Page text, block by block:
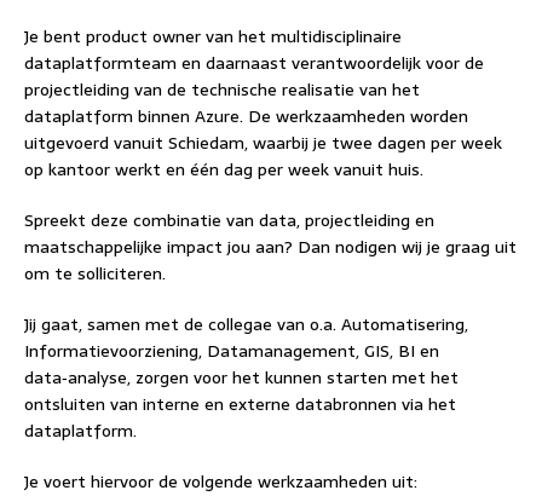
Je bent product owner van het multidisciplinaire
dataplatformteam en daarnaast verantwoordelijk voor de
projectleiding van de technische realisatie van het
dataplatform binnen Azure. De werkzaamheden worden
uitgevoerd vanuit Schiedam, waarbij je twee dagen per week
op kantoor werkt en één dag per week vanuit huis.
Spreekt deze combinatie van data, projectleiding en
maatschappelijke impact jou aan? Dan nodigen wij je graag uit
om te solliciteren.
Jij gaat, samen met de collegae van o.a. Automatisering,
Informatievoorziening, Datamanagement, GIS, BI en
data‑analyse, zorgen voor het kunnen starten met het
ontsluiten van interne en externe databronnen via het
dataplatform.
Je voert hiervoor de volgende werkzaamheden uit: